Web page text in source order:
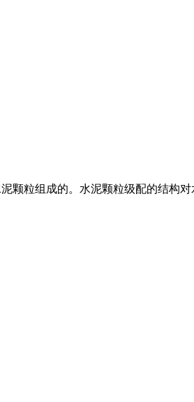
颗粒组成的。水泥颗粒级配的结构